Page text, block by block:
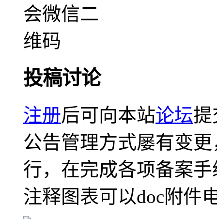
投稿讨论
注册后可向本站论坛提
公告管理方式屡有变
行，在完成各项备案
注释图表可以doc附件